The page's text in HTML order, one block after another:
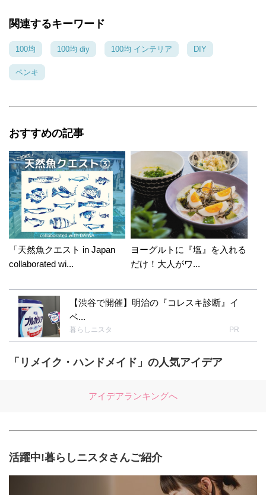
関連するキーワード
100均 100均 diy 100均 インテリア DIY
ペンキ
おすすめの記事
「天然魚クエスト in Japan
collaborated wi...
ヨーグルトに『塩』を入れる
だけ！大人がワ...
【渋谷で開催】明治の『コレスキ診断』イ
ベ...
暮らしニスタ PR
「リメイク・ハンドメイド」の人気アイデア
アイデアランキングへ
活躍中!暮らしニスタさんご紹介